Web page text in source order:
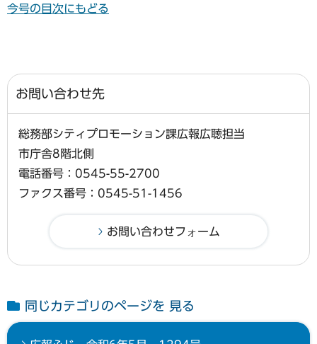
今号の目次にもどる
お問い合わせ先
総務部シティプロモーション課広報広聴担当
市庁舎8階北側
電話番号：0545-55-2700
ファクス番号：0545-51-1456
同じカテゴリのページを 見る